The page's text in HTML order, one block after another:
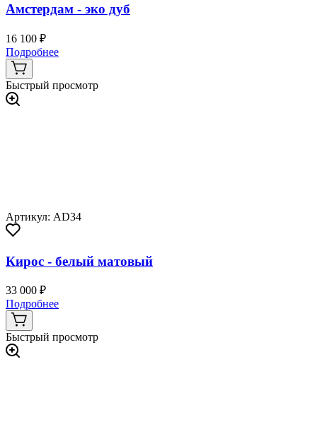
Амстердам - эко дуб
16 100 ₽
Подробнее
Быстрый просмотр
Артикул: AD34
Кирос - белый матовый
33 000 ₽
Подробнее
Быстрый просмотр